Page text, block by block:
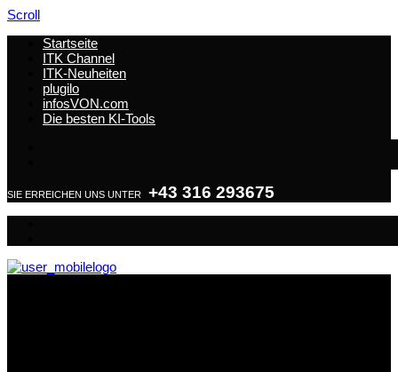
Scroll
Startseite
ITK Channel
ITK-Neuheiten
plugilo
infosVON.com
Die besten KI-Tools
SIE ERREICHEN UNS UNTER +43 316 293675